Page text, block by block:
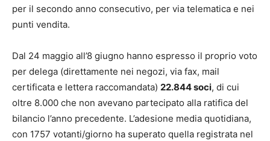
per il secondo anno consecutivo, per via telematica e nei
punti vendita.
Dal 24 maggio all’8 giugno hanno espresso il proprio voto
per delega (direttamente nei negozi, via fax, mail
certificata e lettera raccomandata) 22.844 soci, di cui
oltre 8.000 che non avevano partecipato alla ratifica del
bilancio l’anno precedente. L’adesione media quotidiana,
con 1757 votanti/giorno ha superato quella registrata nel